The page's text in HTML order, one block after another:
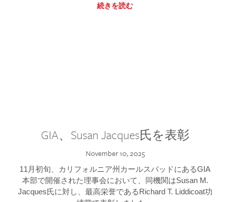
続きを読む
GIA、Susan Jacques氏を表彰
November 10, 2025
11月初旬、カリフォルニア州カールスバッドにあるGIA
本部で開催された理事会において、同機関はSusan M.
Jacques氏に対し、最高栄誉であるRichard T. Liddicoat功